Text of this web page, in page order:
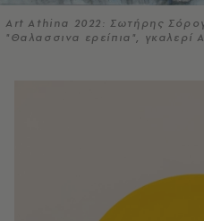
Art Athina 2022: Σωτήρης
"Θαλασσινα ερείπια", γκαλερί